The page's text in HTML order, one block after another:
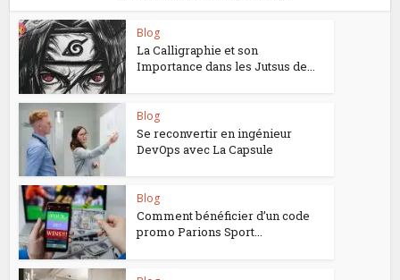
Blog
La Calligraphie et son
Importance dans les Jutsus de...
Blog
Se reconvertir en ingénieur
DevOps avec La Capsule
Blog
Comment bénéficier d’un code
promo Parions Sport...